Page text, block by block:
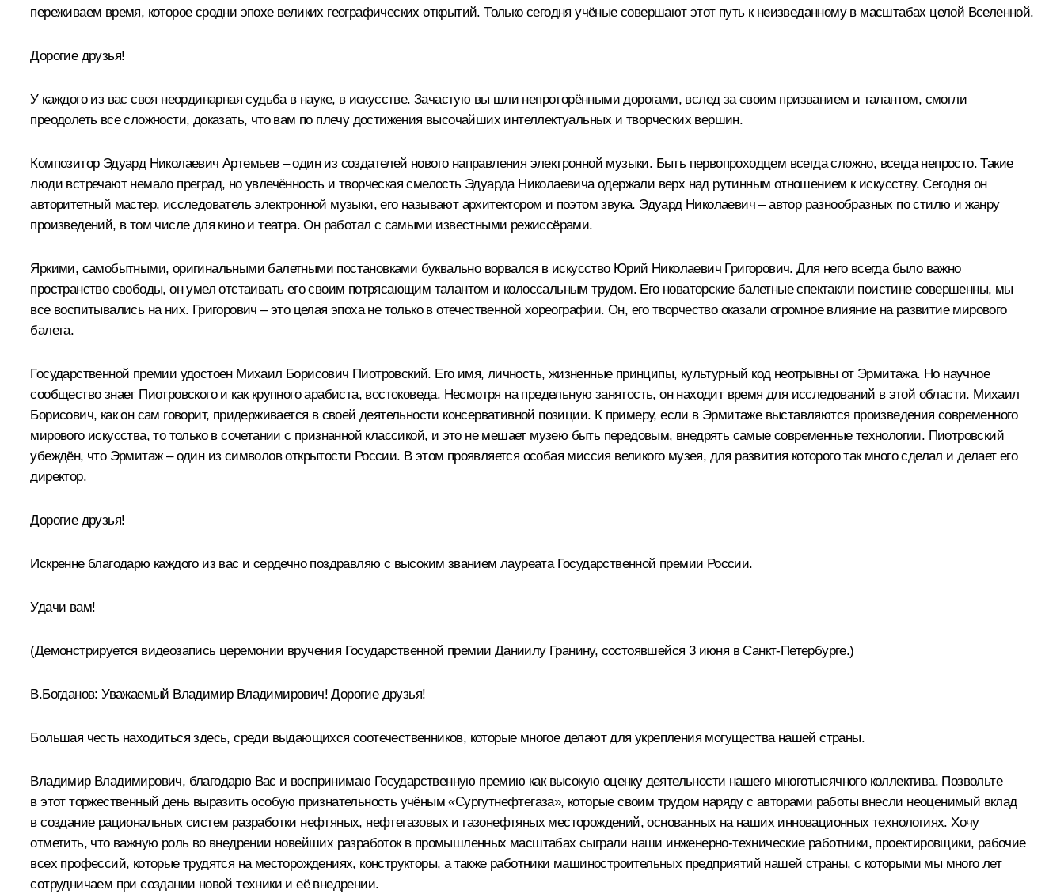
переживаем время, которое сродни эпохе великих географических открытий. Только сегодня учёные совершают этот путь к неизведанному в масштабах целой Вселенной.
Дорогие друзья!
У каждого из вас своя неординарная судьба в науке, в искусстве. Зачастую вы шли непроторёнными дорогами, вслед за своим призванием и талантом, смогли
преодолеть все сложности, доказать, что вам по плечу достижения высочайших интеллектуальных и творческих вершин.
Композитор Эдуард Николаевич Артемьев – один из создателей нового направления электронной музыки. Быть первопроходцем всегда сложно, всегда непросто. Такие
люди встречают немало преград, но увлечённость и творческая смелость Эдуарда Николаевича одержали верх над рутинным отношением к искусству. Сегодня он
авторитетный мастер, исследователь электронной музыки, его называют архитектором и поэтом звука. Эдуард Николаевич – автор разнообразных по стилю и жанру
произведений, в том числе для кино и театра. Он работал с самыми известными режиссёрами.
Яркими, самобытными, оригинальными балетными постановками буквально ворвался в искусство Юрий Николаевич Григорович. Для него всегда было важно
пространство свободы, он умел отстаивать его своим потрясающим талантом и колоссальным трудом. Его новаторские балетные спектакли поистине совершенны, мы
все воспитывались на них. Григорович – это целая эпоха не только в отечественной хореографии. Он, его творчество оказали огромное влияние на развитие мирового
балета.
Государственной премии удостоен Михаил Борисович Пиотровский. Его имя, личность, жизненные принципы, культурный код неотрывны от Эрмитажа. Но научное
сообщество знает Пиотровского и как крупного арабиста, востоковеда. Несмотря на предельную занятость, он находит время для исследований в этой области. Михаил
Борисович, как он сам говорит, придерживается в своей деятельности консервативной позиции. К примеру, если в Эрмитаже выставляются произведения современного
мирового искусства, то только в сочетании с признанной классикой, и это не мешает музею быть передовым, внедрять самые современные технологии. Пиотровский
убеждён, что Эрмитаж – один из символов открытости России. В этом проявляется особая миссия великого музея, для развития которого так много сделал и делает его
директор.
Дорогие друзья!
Искренне благодарю каждого из вас и сердечно поздравляю с высоким званием лауреата Государственной премии России.
Удачи вам!
(Демонстрируется видеозапись церемонии вручения Государственной премии Даниилу Гранину, состоявшейся 3 июня в Санкт-Петербурге.)
В.Богданов: Уважаемый Владимир Владимирович! Дорогие друзья!
Большая честь находиться здесь, среди выдающихся соотечественников, которые многое делают для укрепления могущества нашей страны.
Владимир Владимирович, благодарю Вас и воспринимаю Государственную премию как высокую оценку деятельности нашего многотысячного коллектива. Позвольте
в этот торжественный день выразить особую признательность учёным «Сургутнефтегаза», которые своим трудом наряду с авторами работы внесли неоценимый вклад
в создание рациональных систем разработки нефтяных, нефтегазовых и газонефтяных месторождений, основанных на наших инновационных технологиях. Хочу
отметить, что важную роль во внедрении новейших разработок в промышленных масштабах сыграли наши инженерно-технические работники, проектировщики, рабочие
всех профессий, которые трудятся на месторождениях, конструкторы, а также работники машиностроительных предприятий нашей страны, с которыми мы много лет
сотрудничаем при создании новой техники и её внедрении.